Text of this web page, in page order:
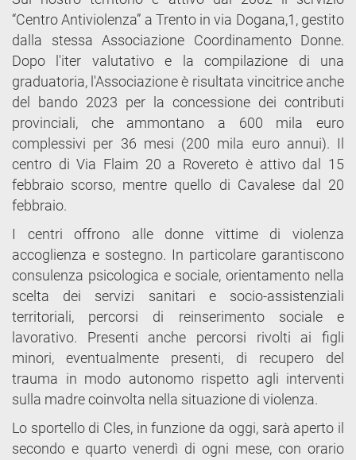
“Centro Antiviolenza” a Trento in via Dogana,1, gestito
dalla stessa Associazione Coordinamento Donne.
Dopo l'iter valutativo e la compilazione di una
graduatoria, l'Associazione è risultata vincitrice anche
del bando 2023 per la concessione dei contributi
provinciali, che ammontano a 600 mila euro
complessivi per 36 mesi (200 mila euro annui). Il
centro di Via Flaim 20 a Rovereto è attivo dal 15
febbraio scorso, mentre quello di Cavalese dal 20
febbraio.
I centri offrono alle donne vittime di violenza
accoglienza e sostegno. In particolare garantiscono
consulenza psicologica e sociale, orientamento nella
scelta dei servizi sanitari e socio-assistenziali
territoriali, percorsi di reinserimento sociale e
lavorativo. Presenti anche percorsi rivolti ai figli
minori, eventualmente presenti, di recupero del
trauma in modo autonomo rispetto agli interventi
sulla madre coinvolta nella situazione di violenza.
Lo sportello di Cles, in funzione da oggi, sarà aperto il
secondo e quarto venerdì di ogni mese, con orario